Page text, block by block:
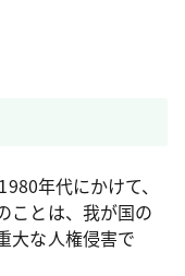
年代にかけて、
ことは、我が国の
大な人権侵害で